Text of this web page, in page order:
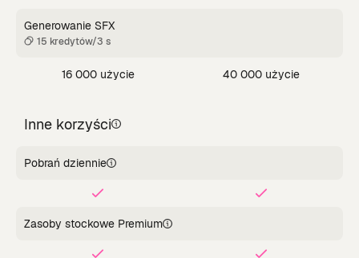
Generowanie SFX
15 kredytów/3 s
16 000 użycie 40 000 użycie
Inne korzyści
Pobrań dziennie
Zasoby stockowe Premium